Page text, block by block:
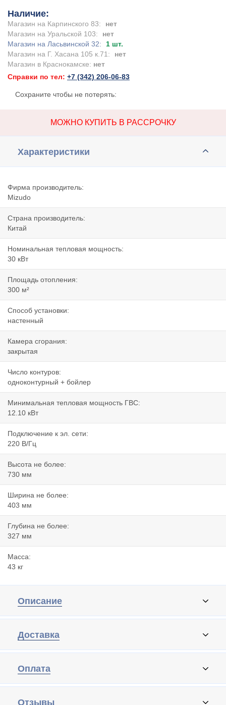
Наличие:
Магазин на Карпинского 83:
нет
Магазин на Уральской 103:
нет
Магазин на Ласьвинской 32:
1 шт.
Магазин на Г. Хасана 105 к.71:
нет
Магазин в Краснокамске: нет
Справки по тел: +7 (342) 206-06-83
Сохраните чтобы не потерять:
МОЖНО КУПИТЬ В РАССРОЧКУ
Характеристики
Фирма производитель:
Mizudo
Страна производитель:
Китай
Номинальная тепловая мощность:
30 кВт
Площадь отопления:
300 м²
Способ установки:
настенный
Камера сгорания:
закрытая
Число контуров:
одноконтурный + бойлер
Минимальная тепловая мощность ГВС:
12.10 кВт
Подключение к эл. сети:
220 В/Гц
Высота не более:
730 мм
Ширина не более:
403 мм
Глубина не более:
327 мм
Масса:
43 кг
Описание
Доставка
Оплата
Отзывы